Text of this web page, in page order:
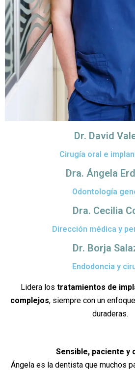
Dr. David
Cirugía oral e
Dra. Ángela
Odontología
Dra. Cecilia
Dirección médica y
Dr. Borja
Endodoncia y
Lidera los tratamientos de
complejos, siempre con un
duraderas.
Sensible, paciente y
Ángela es la dentista que muchos